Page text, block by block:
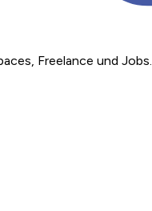
Freelance und Jobs.